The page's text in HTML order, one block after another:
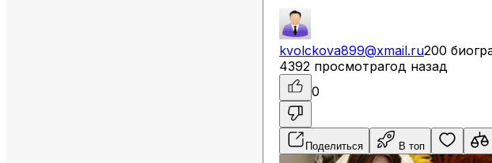
kvolckova899@xmail.ru200
4392 просмотрагод назад
0
Поделиться В топ